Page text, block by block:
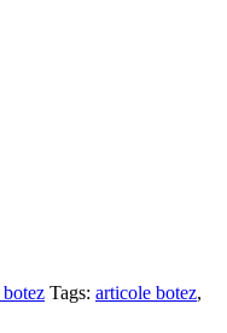
Tags: articole botez,